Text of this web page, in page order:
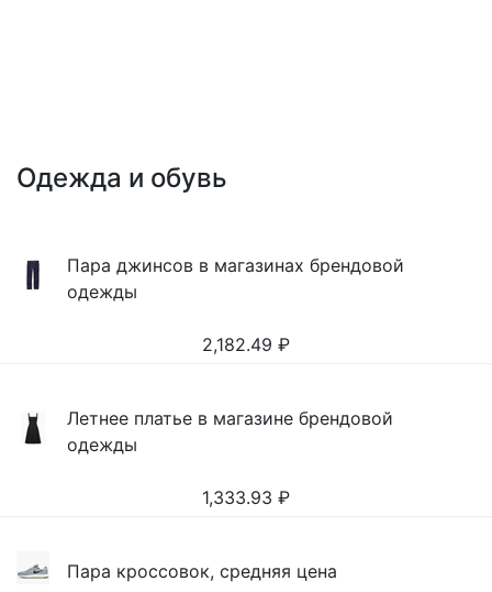
Одежда и обувь
Пара джинсов в магазинах брендовой
одежды
2,182.49 ₽
Летнее платье в магазине брендовой
одежды
1,333.93 ₽
Пара кроссовок, средняя цена